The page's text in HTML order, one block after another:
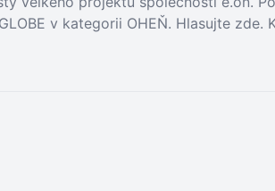
v kategorii OHEŇ. Hlasujte